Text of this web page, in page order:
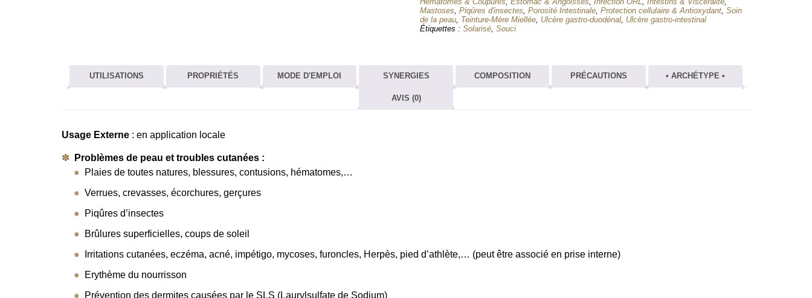
Teinture Mère Miellée
Mastoses
Piqûres d'insectes Porosité Intestinale, Protection cellulaire & Antioxydant, Soin
de la peau, Teinture-Mère Miellée, Ulcère gastro-duodénal, Ulcère gastro-intestinal
Étiquettes : Solarisé, Souci
UTILISATIONS PROPRIÉTÉS MODE D'EMPLOI SYNERGIES COMPOSITION PRÉCAUTIONS • ARCHÉTYPE •
AVIS (0)
Usage Externe : en application locale
Problèmes de peau et troubles cutanées :
Plaies de toutes natures, blessures, contusions, hématomes,…
Verrues, crevasses, écorchures, gerçures
Piqûres d’insectes
Brûlures superficielles, coups de soleil
Irritations cutanées, eczéma, acné, impétigo, mycoses, furoncles, Herpès, pied d’athlète,… (peut être associé en prise interne)
Erythème du nourrisson
Prévention des dermites causées par le SLS (Laurylsulfate de Sodium)